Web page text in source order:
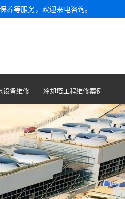
等服务，欢迎来电咨询。
设备维修 冷却塔工程维修案例